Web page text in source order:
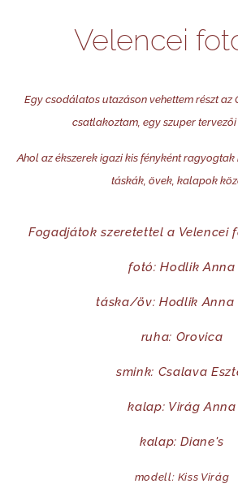
Velencei
Egy csodálatos utazáson vehettem részt az
csatlakoztam, egy szuper tervezői
Ahol az ékszerek igazi kis fényként
táskák, övek, kalapok
Fogadjátok szeretettel a Velencei
fotó: Hodlik Anna
táska/öv: Hodlik Anna
ruha: Orovica
smink: Csalava
kalap: Virág Anna
kalap: Diane's
modell: Kiss Virág